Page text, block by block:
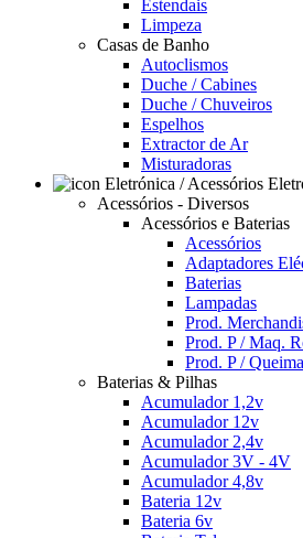
Estendais
Limpeza
Casas de Banho
Autoclismos
Duche / Cabines
Duche / Chuveiros
Espelhos
Extractor de Ar
Misturadoras
Acessórios - Diversos
Acessórios e Baterias
Acessórios
Adaptadores
Baterias
Lampadas
Prod.
Prod. P / Maq.
Prod. P / Queima
Baterias & Pilhas
Acumulador 1,2v
Acumulador 12v
Acumulador 2,4v
Acumulador 3V - 4V
Acumulador 4,8v
Bateria 12v
Bateria 6v